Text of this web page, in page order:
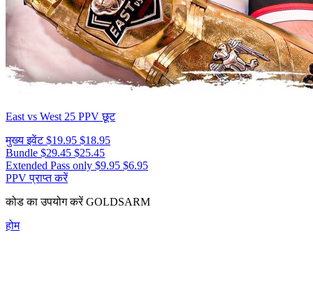
East vs West 25 PPV छूट
मुख्य इवेंट$19.95 $18.95
Bundle $29.45 $25.45
Extended Pass only $9.95 $6.95
PPV प्राप्त करें
कोड का उपयोग करेंGOLDSARM
होम